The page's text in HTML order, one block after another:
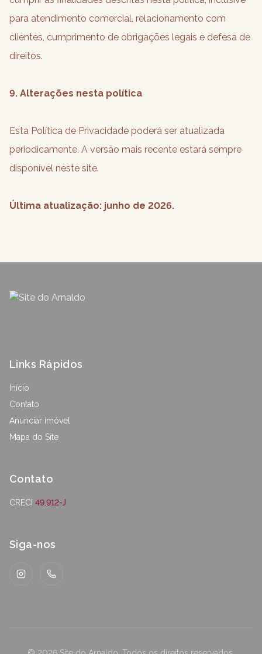
para atendimento comercial, relacionamento com
clientes, cumprimento de obrigações legais e defesa de
direitos.
9. Alterações nesta política
Esta Política de Privacidade poderá ser atualizada
periodicamente. A versão mais recente estará sempre
disponível neste site.
Última atualização: junho de 2026.
Links Rápidos
Início
Contato
Anunciar imóvel
Mapa do Site
Contato
CRECI 49.912-J
Siga-nos
InstagramWhatsApp